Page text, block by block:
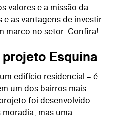
valores e a missão da
as vantagens de investir
marco no setor. Confira!
Esquina
edifício residencial – é
um dos bairros mais
foi desenvolvido
mas uma